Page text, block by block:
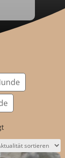
Nach
sortiert